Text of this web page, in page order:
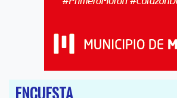
ENCUESTA